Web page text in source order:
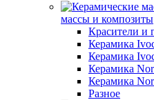
массы и композиты
Красители и
Керамика
Керамика
Керамика
Керамика
Разное